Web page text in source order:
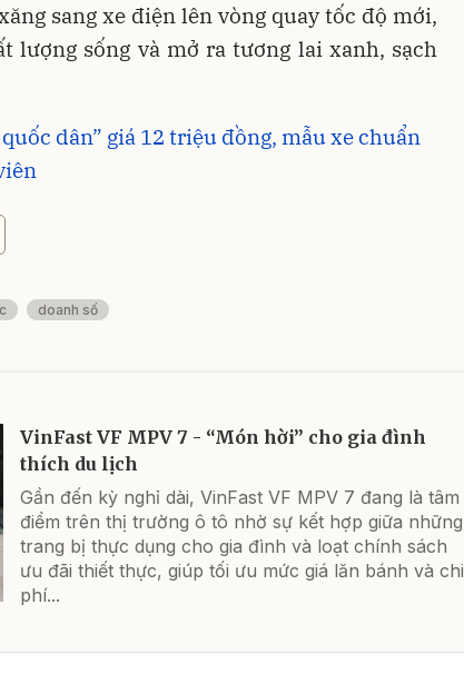
sang xe điện lên vòng quay tốc độ mới,
lượng sống và mở ra tương lai xanh, sạch
dân” giá 12 triệu đồng, mẫu xe chuẩn
doanh số
VinFast VF MPV 7 - “Món hời” cho gia đình
thích du lịch
Gần đến kỳ nghỉ dài, VinFast VF MPV 7 đang là tâm
điểm trên thị trường ô tô nhờ sự kết hợp giữa những
trang bị thực dụng cho gia đình và loạt chính sách
ưu đãi thiết thực, giúp tối ưu mức giá lăn bánh và chi
phí...